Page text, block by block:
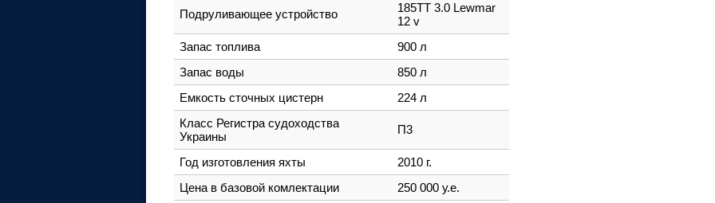
Подруливающее устройство
185TT 3.0 Lewmar
12 v
Запас топлива
900 л
Запас воды
850 л
Емкость сточных цистерн
224 л
Класс Регистра судоходства
Украины
П3
Год изготовления яхты
2010 г.
Цена в базовой комлектации
250 000 у.е.